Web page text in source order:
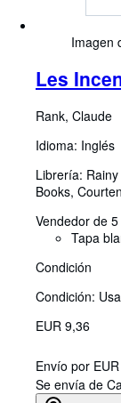
Imagen
Les
Rank, Claude
Idioma: Inglés
Librería:
Books,
Vendedor de
Tapa
Condición
Condición:
EUR 9,36
Envío por
Se envía de